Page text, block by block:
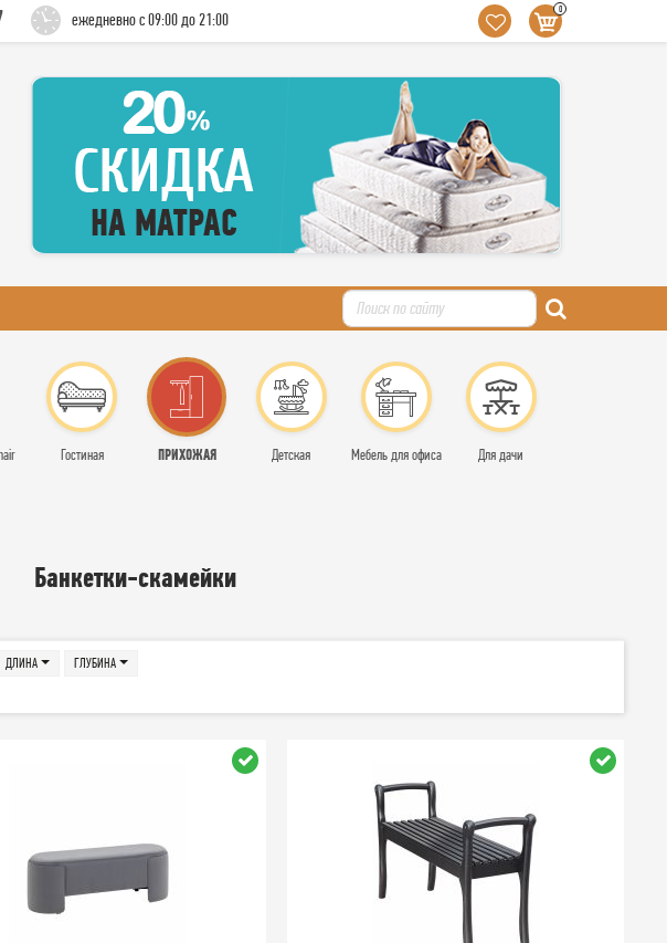
ежедневно с 09:00 до 21:00
0
Гостиная ПРИХОЖАЯ Детская Мебель для офиса Для дачи
Банкетки-скамейки
ДЛИНА ГЛУБИНА